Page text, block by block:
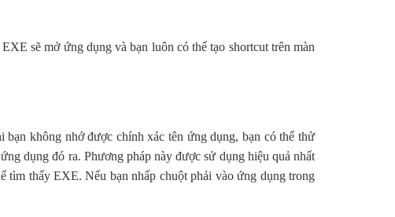
sẽ mở ứng dụng và bạn luôn có thể tạo shortcut trên màn
không nhớ được chính xác tên ứng dụng, bạn có thể thử
dụng đó ra. Phương pháp này được sử dụng hiệu quả nhất
tìm thấy EXE. Nếu bạn nhấp chuột phải vào ứng dụng trong